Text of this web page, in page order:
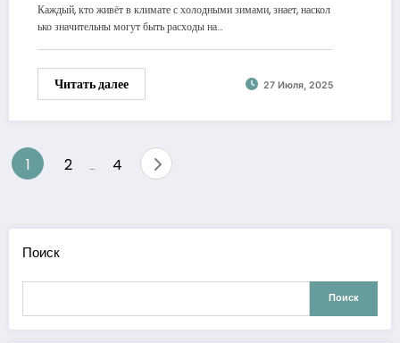
Каждый, кто живёт в климате с холодными зимами, знает, наскол
ько значительны могут быть расходы на…
Читать далее 27 Июля, 2025
Пагинация
1 2 … 4
Поиск
Поиск